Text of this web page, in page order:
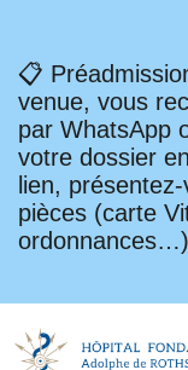
📋
venue, vous
par WhatsApp
votre dossier
lien,
pièces (carte